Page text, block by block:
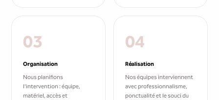
03
Organisation
Nous planifions
l'intervention : équipe,
matériel, accès et
04
Réalisation
Nos équipes interviennent
avec professionnalisme,
ponctualité et le souci du